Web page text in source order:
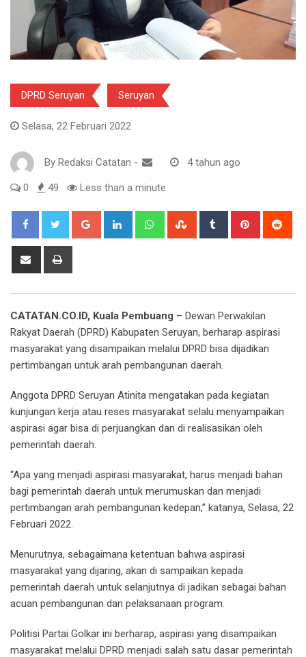
DPRD Seruyan Seruyan
Selasa, 22 Februari 2022
By Redaksi Catatan - 4 tahun ago
0 49 Less than a minute
Google+ LinkedIn WhatsappStumbleUpon
Tumblr Pinterest
Share
CATATAN.CO.ID, Kuala Pembuang – Dewan Perwakilan
Rakyat Daerah (DPRD) Kabupaten Seruyan, berharap aspirasi
masyarakat yang disampaikan melalui DPRD bisa dijadikan
pertimbangan untuk arah pembangunan daerah.
Anggota DPRD Seruyan Atinita mengatakan pada kegiatan
kunjungan kerja atau reses masyarakat selalu menyampaikan
aspirasi agar bisa di perjuangkan dan di realisasikan oleh
pemerintah daerah.
“Apa yang menjadi aspirasi masyarakat, harus menjadi bahan
bagi pemerintah daerah untuk merumuskan dan menjadi
pertimbangan arah pembangunan kedepan,” katanya, Selasa, 22
Februari 2022.
Menurutnya, sebagaimana ketentuan bahwa aspirasi
masyarakat yang dijaring, akan di sampaikan kepada
pemerintah daerah untuk selanjutnya di jadikan sebagai bahan
acuan pembangunan dan pelaksanaan program.
Politisi Partai Golkar ini berharap, aspirasi yang disampaikan
masyarakat melalui DPRD menjadi salah satu dasar pemerintah